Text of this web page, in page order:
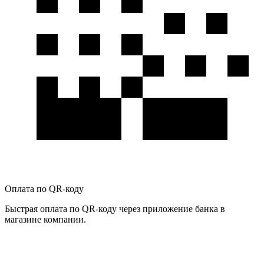
Оплата по QR-коду
Быстрая оплата по QR-коду через приложение банка в
магазине компании.